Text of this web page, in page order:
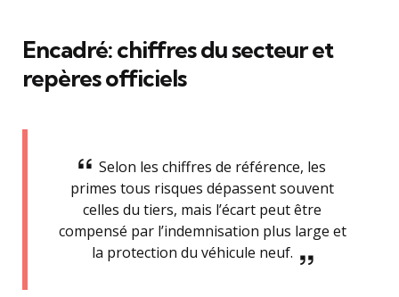
Encadré: chiffres du secteur et
repères officiels
Selon les chiffres de référence, les
primes tous risques dépassent souvent
celles du tiers, mais l’écart peut être
compensé par l’indemnisation plus large et
la protection du véhicule neuf.